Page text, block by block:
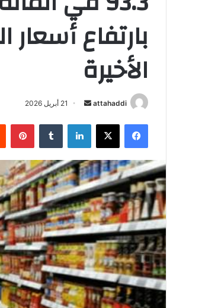
الأخيرة
attahaddi
ب
ر
ي
د
ا
إ
ل
ك
ت
ر
و
21 أبريل 2026
فيسبوك لينكدإن بينتيريست